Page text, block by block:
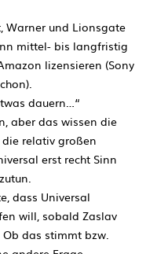
Warner und Lionsgate
mittel- bis langfristig
lizensieren (Sony
dauern…“
aber das wissen die
die relativ großen
erst recht Sinn
dass Universal
will, sobald Zaslav
das stimmt bzw.